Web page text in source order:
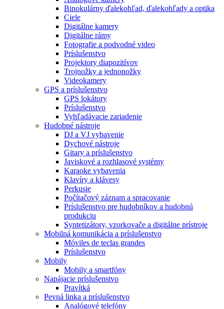
Binokulárny ďalekohľad, ďalekohľady a optika
Ciele
Digitálne kamery
Digitálne rámy
Fotografie a podvodné video
Príslušenstvo
Projektory diapozitívov
Trojnožky a jednonožky
Videokamery
GPS a príslušenstvo
GPS lokátory
Príslušenstvo
Vyhľadávacie zariadenie
Hudobné nástroje
DJ a VJ vybavenie
Dychové nástroje
Gitary a príslušenstvo
Javiskové a rozhlasové systémy
Karaoke vybavenia
Klavíry a klávesy
Perkusie
Počítačový záznam a spracovanie
Príslušenstvo pre hudobníkov a hudobnú
produkciu
Syntetizátory, vzorkovače a digitálne prístroje
Mobilná komunikácia a príslušenstvo
Móviles de teclas grandes
Príslušenstvo
Mobily
Mobily a smartfóny
Napájacie príslušenstvo
Pravítká
Pevná linka a príslušenstvo
Analógové telefóny